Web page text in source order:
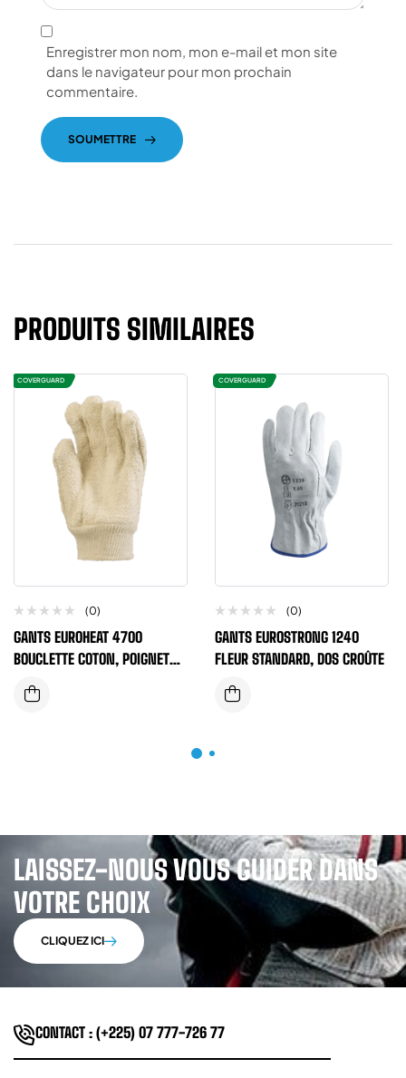
Enregistrer mon nom, mon e-mail et mon site
dans le navigateur pour mon prochain
commentaire.
SOUMETTRE
PRODUITS SIMILAIRES
COVERGUARD
(0)
GANTS EUROHEAT 4700
BOUCLETTE COTON, POIGNET
TRICOTÉ
COVERGUARD
(0)
GANTS EUROSTRONG 1240
FLEUR STANDARD, DOS CROÛTE
LAISSEZ-NOUS VOUS GUIDER DANS
VOTRE CHOIX
CLIQUEZ ICI
CONTACT : (+225) 07 777-726 77